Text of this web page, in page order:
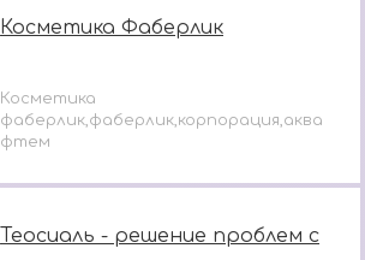
Косметика Фаберлик
Косметика
фаберлик,фаберлик,корпорация,аква
фтем
Теосиаль - решение проблем с